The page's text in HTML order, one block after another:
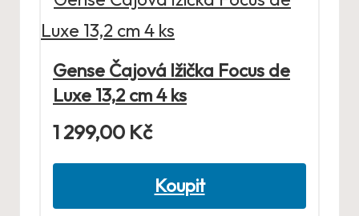
Gense Čajová lžička Focus de
Luxe 13,2 cm 4 ks
1 299,00 Kč
Koupit